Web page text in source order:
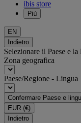
ibis store
Più
EN
Indietro
Selezionare il Paese e
Zona geografica
Paese/Regione - Lingua
Confermare Paese e
EUR (€)
Indietro